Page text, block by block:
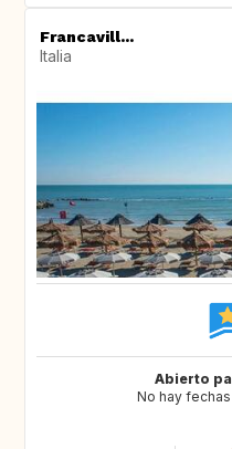
Francavill...
Italia
Abierto
No hay